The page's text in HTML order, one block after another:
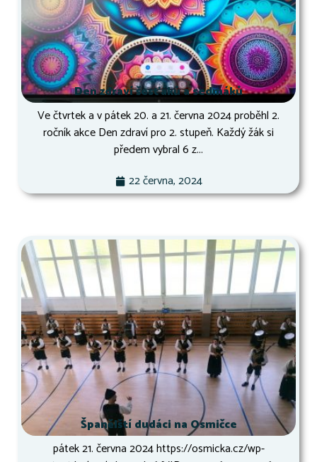
Den zdraví šesťáků a sedmáků
Ve čtvrtek a v pátek 20. a 21. června 2024 proběhl 2.
ročník akce Den zdraví pro 2. stupeň. Každý žák si
předem vybral 6 z...
22 června, 2024
Španělští dudáci na Osmičce
pátek 21. června 2024 https://osmicka.cz/wp-